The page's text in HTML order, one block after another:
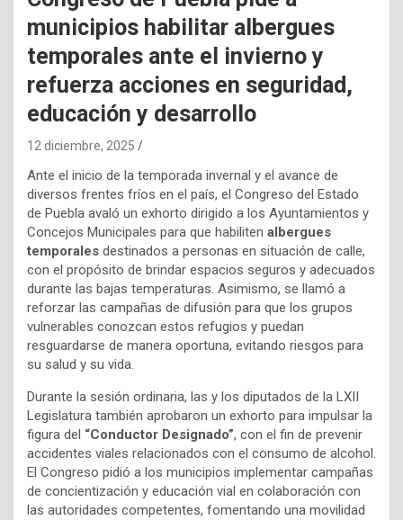
municipios habilitar albergues
temporales ante el invierno y
refuerza acciones en seguridad,
educación y desarrollo
12 diciembre, 2025
Ante el inicio de la temporada invernal y el avance de
diversos frentes fríos en el país, el Congreso del Estado
de Puebla avaló un exhorto dirigido a los Ayuntamientos y
Concejos Municipales para que habiliten albergues
temporales destinados a personas en situación de calle,
con el propósito de brindar espacios seguros y adecuados
durante las bajas temperaturas. Asimismo, se llamó a
reforzar las campañas de difusión para que los grupos
vulnerables conozcan estos refugios y puedan
resguardarse de manera oportuna, evitando riesgos para
su salud y su vida.
Durante la sesión ordinaria, las y los diputados de la LXII
Legislatura también aprobaron un exhorto para impulsar la
figura del “Conductor Designado”, con el fin de prevenir
accidentes viales relacionados con el consumo de alcohol.
El Congreso pidió a los municipios implementar campañas
de concientización y educación vial en colaboración con
las autoridades competentes, fomentando una movilidad